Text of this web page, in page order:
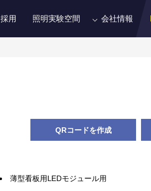
採用 照明実験空間 会社情報
QRコードを作成
薄型看板用LEDモジュール用